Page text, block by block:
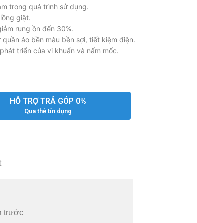
trong quá trình sử dụng.
giặt.
rung ồn đến 30%.
áo bền màu bền sợi, tiết kiệm điện.
triển của vi khuẩn và nấm mốc.
HỖ TRỢ TRẢ GÓP 0%
Qua thẻ tín dụng
trước